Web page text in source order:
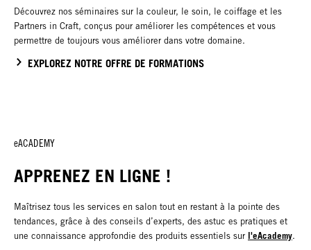
Découvrez nos séminaires sur la couleur, le soin, le coiffage et les
Partners in Craft, conçus pour améliorer les compétences et vous
permettre de toujours vous améliorer dans votre domaine.
EXPLOREZ NOTRE OFFRE DE FORMATIONS
eACADEMY
APPRENEZ EN LIGNE !
Maîtrisez tous les services en salon tout en restant à la pointe des
tendances, grâce à des conseils d’experts, des astuc es pratiques et
une connaissance approfondie des produits essentiels sur l'eAcademy.